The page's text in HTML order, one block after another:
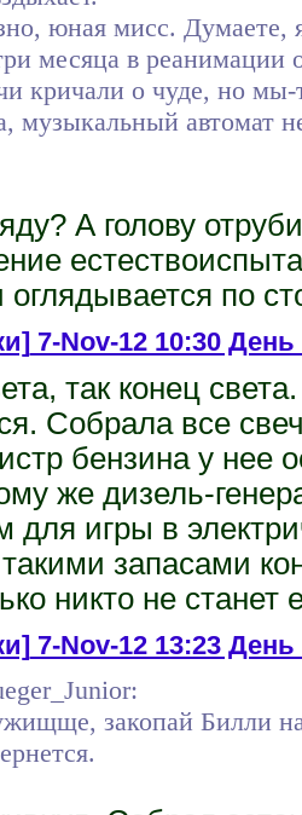
юная мисс. Думаете,
месяца в реанимации
кричали о чуде, но мы-
музыкальный автомат
А голову
по
7-Nov-12 10:30 День
так конец
Собрала все
бензина у нее
же дизель-
игры в
такими запасами
никто не станет
7-Nov-12 13:23 День
закопай Билли